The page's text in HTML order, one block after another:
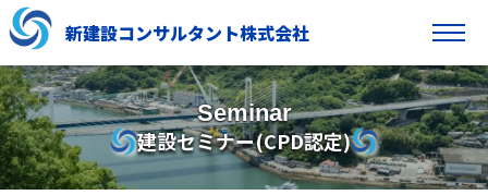
新建設コンサルタント株式会社
Seminar
建設セミナー(CPD認定)